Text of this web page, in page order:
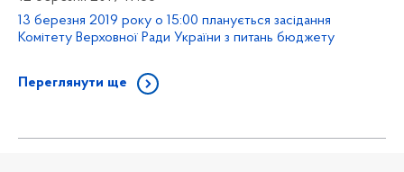
13 березня 2019 року о 15:00 планується засідання
Комітету Верховної Ради України з питань бюджету
Переглянути ще